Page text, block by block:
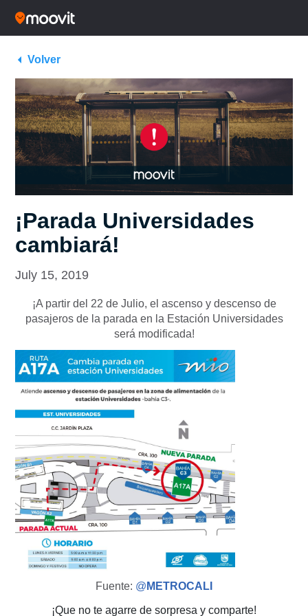
Volver
¡Parada Universidades
cambiará!
July 15, 2019
¡A partir del 22 de Julio, el ascenso y descenso de
pasajeros de la parada en la Estación Universidades
será modificada!
Fuente: @ METROCALI
¡Que no te agarre de sorpresa y comparte!